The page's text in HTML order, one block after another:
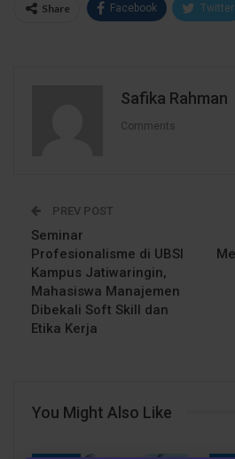
Share Facebook Twitter
Safika Rahman
Comments
PREV POST
Seminar
Profesionalisme di UBSI
Kampus Jatiwaringin,
Mahasiswa Manajemen
Dibekali Soft Skill dan
Etika Kerja
You Might Also Like